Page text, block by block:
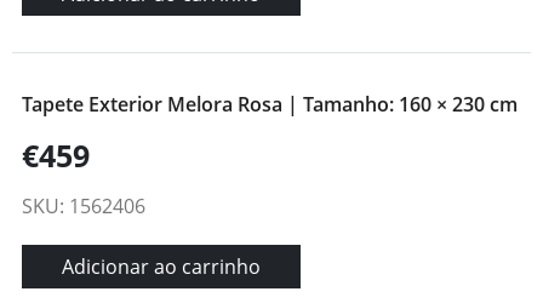
Tapete Exterior Melora Rosa | Tamanho: 160 × 230 cm
€459
SKU: 1562406
Adicionar ao carrinho